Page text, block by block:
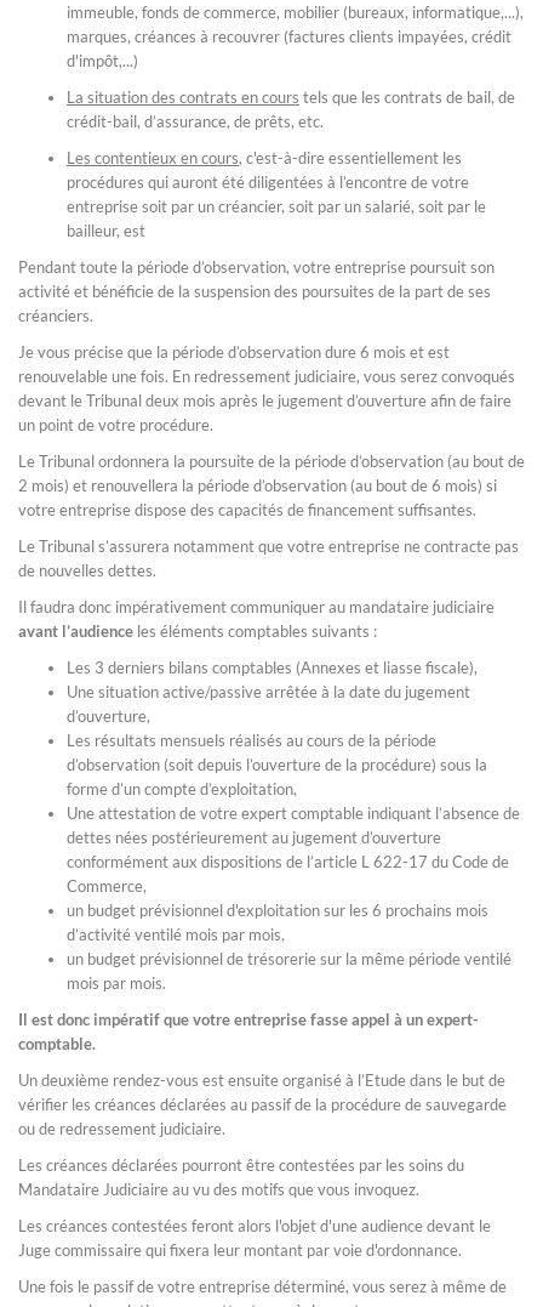
immeuble, fonds de commerce, mobilier (bureaux, informatique,...),
marques, créances à recouvrer (factures clients impayées, crédit
d'impôt,...)
La situation des contrats en cours tels que les contrats de bail, de
crédit-bail, d’assurance, de prêts, etc.
Les contentieux en cours, c'est-à-dire essentiellement les
procédures qui auront été diligentées à l’encontre de votre
entreprise soit par un créancier, soit par un salarié, soit par le
bailleur, est
Pendant toute la période d’observation, votre entreprise poursuit son
activité et bénéficie de la suspension des poursuites de la part de ses
créanciers.
Je vous précise que la période d’observation dure 6 mois et est
renouvelable une fois. En redressement judiciaire, vous serez convoqués
devant le Tribunal deux mois après le jugement d’ouverture afin de faire
un point de votre procédure.
Le Tribunal ordonnera la poursuite de la période d’observation (au bout de
2 mois) et renouvellera la période d’observation (au bout de 6 mois) si
votre entreprise dispose des capacités de financement suffisantes.
Le Tribunal s’assurera notamment que votre entreprise ne contracte pas
de nouvelles dettes.
Il faudra donc impérativement communiquer au mandataire judiciaire
avant l’audience les éléments comptables suivants :
Les 3 derniers bilans comptables (Annexes et liasse fiscale),
Une situation active/passive arrêtée à la date du jugement
d’ouverture,
Les résultats mensuels réalisés au cours de la période
d’observation (soit depuis l’ouverture de la procédure) sous la
forme d’un compte d’exploitation,
Une attestation de votre expert comptable indiquant l’absence de
dettes nées postérieurement au jugement d’ouverture
conformément aux dispositions de l’article L 622-17 du Code de
Commerce,
un budget prévisionnel d'exploitation sur les 6 prochains mois
d’activité ventilé mois par mois,
un budget prévisionnel de trésorerie sur la même période ventilé
mois par mois.
Il est donc impératif que votre entreprise fasse appel à un expert-
comptable.
Un deuxième rendez-vous est ensuite organisé à l’Etude dans le but de
vérifier les créances déclarées au passif de la procédure de sauvegarde
ou de redressement judiciaire.
Les créances déclarées pourront être contestées par les soins du
Mandataire Judiciaire au vu des motifs que vous invoquez.
Les créances contestées feront alors l'objet d'une audience devant le
Juge commissaire qui fixera leur montant par voie d'ordonnance.
Une fois le passif de votre entreprise déterminé, vous serez à même de